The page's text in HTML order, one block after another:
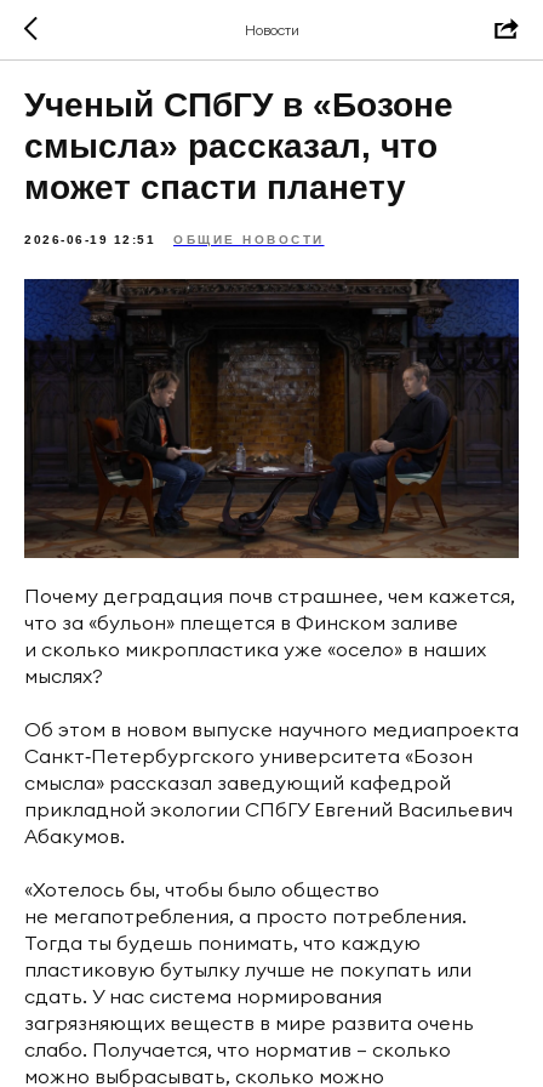
Новости
Ученый СПбГУ в «Бозоне
смысла» рассказал, что
может спасти планету
2026-06-19 12:51 ОБЩИЕ НОВОСТИ
Почему деградация почв страшнее, чем кажется,
что за «бульон» плещется в Финском заливе
и сколько микропластика уже «осело» в наших
мыслях?
Об этом в новом выпуске научного медиапроекта
Санкт‑Петербургского университета «Бозон
смысла» рассказал заведующий кафедрой
прикладной экологии СПбГУ Евгений Васильевич
Абакумов.
«Хотелось бы, чтобы было общество
не мегапотребления, а просто потребления.
Тогда ты будешь понимать, что каждую
пластиковую бутылку лучше не покупать или
сдать. У нас система нормирования
загрязняющих веществ в мире развита очень
слабо. Получается, что норматив — сколько
можно выбрасывать, сколько можно